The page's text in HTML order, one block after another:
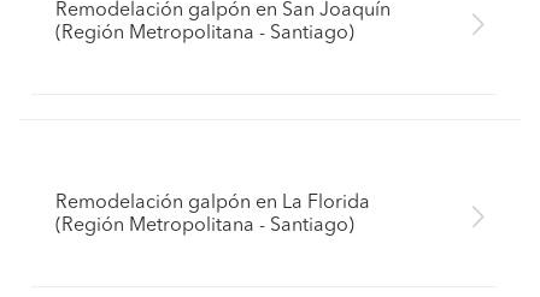
Remodelación galpón en San Joaquín
(Región Metropolitana - Santiago)
Remodelación galpón en La Florida
(Región Metropolitana - Santiago)